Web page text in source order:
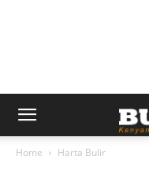
Home Harta Bulir